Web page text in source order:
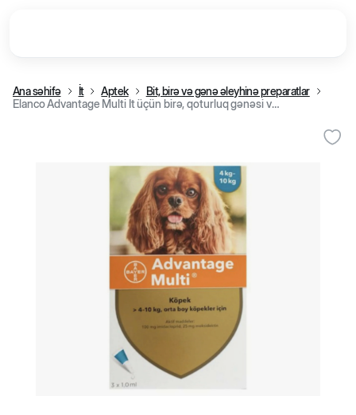
Ana səhifə İt Aptek
Bit, birə və gənə əleyhinə preparatlar
Elanco Advantage Multi İt üçün birə, qoturluq gənəsi və helmintlərə qarşı damcı (4-10 kq)